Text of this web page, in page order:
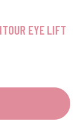
EYE LIFT